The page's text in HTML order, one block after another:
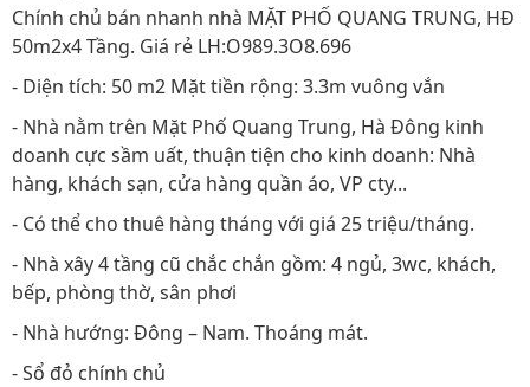
Chính chủ bán nhanh nhà MẶT PHỐ QUANG TRUNG, HĐ
50m2x4 Tầng. Giá rẻ LH:O989.3O8.696
- Diện tích: 50 m2 Mặt tiền rộng: 3.3m vuông vắn
- Nhà nằm trên Mặt Phố Quang Trung, Hà Đông kinh
doanh cực sầm uất, thuận tiện cho kinh doanh: Nhà
hàng, khách sạn, cửa hàng quần áo, VP cty...
- Có thể cho thuê hàng tháng với giá 25 triệu/tháng.
- Nhà xây 4 tầng cũ chắc chắn gồm: 4 ngủ, 3wc, khách,
bếp, phòng thờ, sân phơi
- Nhà hướng: Đông – Nam. Thoáng mát.
- Sổ đỏ chính chủ